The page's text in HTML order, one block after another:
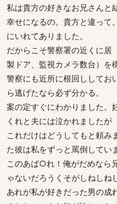
私は貴方の好きなお兄さんと
幸せになるの。貴方と違って
にいれてありました。
だからこそ警察署の近くに居
製ドア、監視カメラ数台）を
警察にも近所に根回ししてお
ら逃げたなら必ず分かる。
案の定すぐにわかりました。
くれと夫には泣かれましたが
これだけはどうしてもと頼み
た彼は私をずっと罵倒してい
このあば○れ！俺がだめなら
ゃないだろうくそがしねしね
あれが私が好きだった男の成